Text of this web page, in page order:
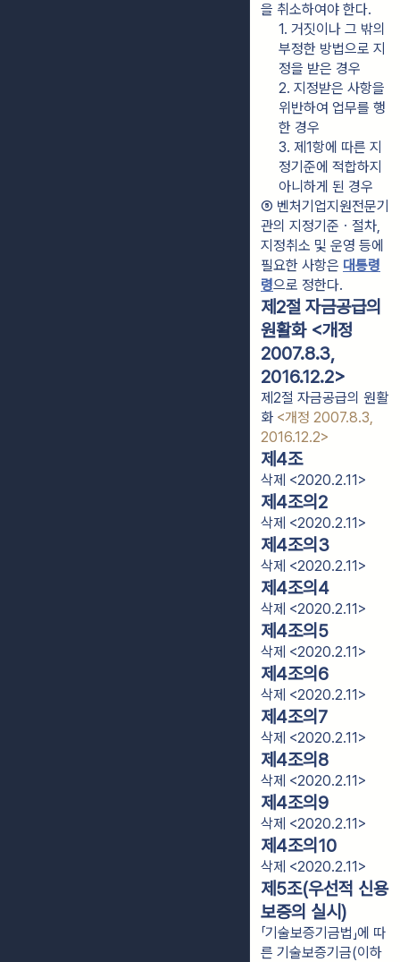
을 취소하여야 한다.
1. 거짓이나 그 밖의
부정한 방법으로 지
정을 받은 경우
2. 지정받은 사항을
위반하여 업무를 행
한 경우
3. 제1항에 따른 지
정기준에 적합하지
아니하게 된 경우
⑤ 벤처기업지원전문기
관의 지정기준ㆍ절차,
지정취소 및 운영 등에
필요한 사항은 대통령
령으로 정한다.
제2절 자금공급의
원활화 <개정
2007.8.3,
2016.12.2>
제2절 자금공급의 원활
화 <개정 2007.8.3,
2016.12.2>
제4조
삭제 <2020.2.11>
제4조의2
삭제 <2020.2.11>
제4조의3
삭제 <2020.2.11>
제4조의4
삭제 <2020.2.11>
제4조의5
삭제 <2020.2.11>
제4조의6
삭제 <2020.2.11>
제4조의7
삭제 <2020.2.11>
제4조의8
삭제 <2020.2.11>
제4조의9
삭제 <2020.2.11>
제4조의10
삭제 <2020.2.11>
제5조(우선적 신용
보증의 실시)
「기술보증기금법」에 따
른 기술보증기금(이하